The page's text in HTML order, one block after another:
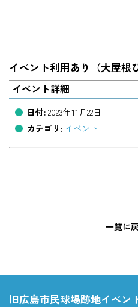
イベント利用あり（大屋根
イベント詳細
日付: 2023年11月22日
カテゴリ: イベント
一覧に
旧広島市民球場跡地イベン